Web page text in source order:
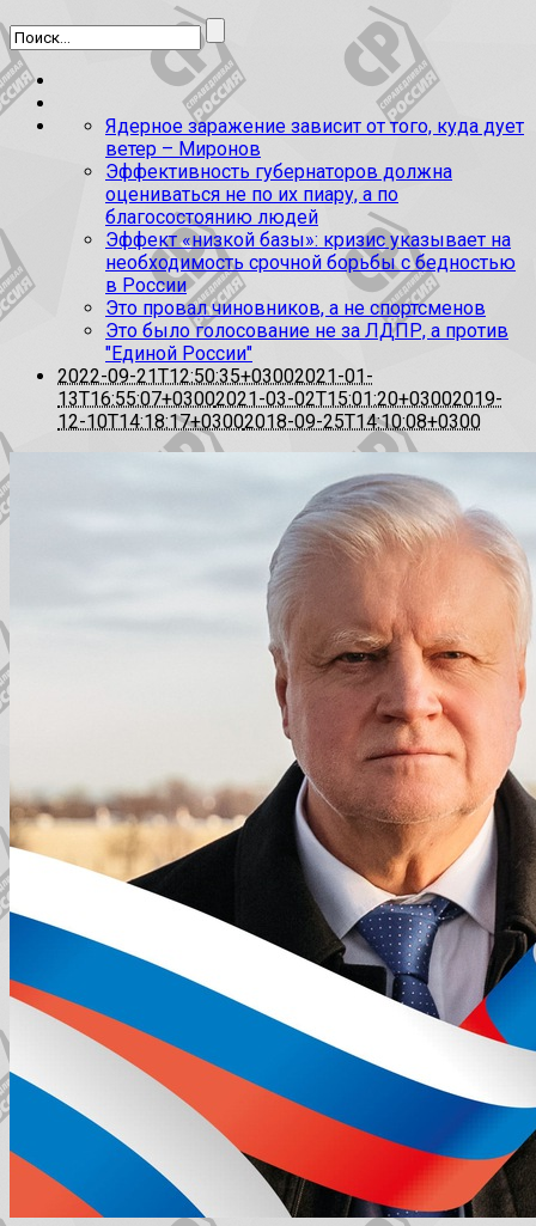
Ядерное заражение зависит от того, куда дует
ветер – Миронов
Эффективность губернаторов должна
оцениваться не по их пиару, а по
благосостоянию людей
Эффект «низкой базы»: кризис указывает на
необходимость срочной борьбы с бедностью
в России
Это провал чиновников, а не спортсменов
Это было голосование не за ЛДПР, а против
"Единой России"
2022-09-21T12:50:35+03002021-01-
13T16:55:07+03002021-03-02T15:01:20+03002019-
12-10T14:18:17+03002018-09-25T14:10:08+0300